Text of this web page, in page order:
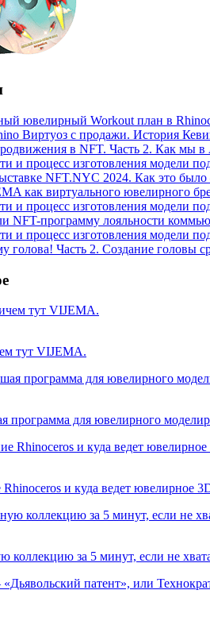
ювелирный Workout план в
Виртуоз с продажи. История
в NFT. Часть 2. Как мы
и процесс изготовления модели
NFT.NYC 2024. Как это
как виртуального ювелирного
и процесс изготовления модели
NFT-программу лояльности
и процесс изготовления модели
голова! Часть 2. Создание головы
тут VIJEMA.
программа для ювелирного
и куда ведет ювелирное
коллекцию за 5 минут, если не